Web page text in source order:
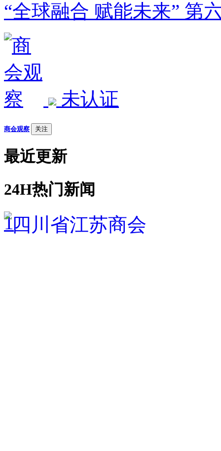
“全球融合 赋能未来” 第
未认证
商会观察 关注
最近更新
24H热门新闻
1